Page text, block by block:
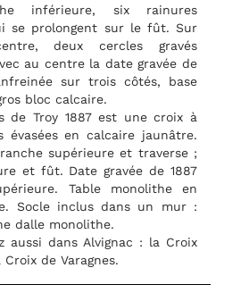
inférieure, six rainures
se prolongent sur le fût. Sur
deux cercles gravés
au centre la date gravée de
sur trois côtés, base
bloc calcaire.
de Troy 1887 est une croix à
évasées en calcaire jaunâtre.
supérieure et traverse ;
et fût. Date gravée de 1887
Table monolithe en
Socle inclus dans un mur :
dalle monolithe.
aussi dans Alvignac : la Croix
de Varagnes.